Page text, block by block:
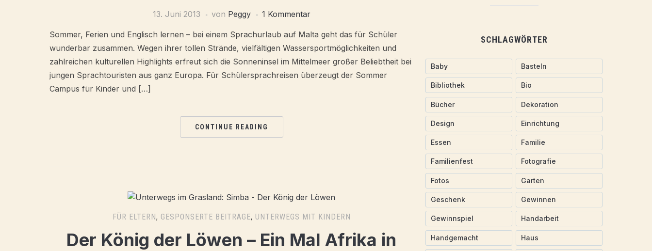
13. Juni 2013 von Peggy 1 Kommentar
Sommer, Ferien und Englisch lernen – bei einem Sprachurlaub auf Malta geht das für Schüler
wunderbar zusammen. Wegen ihrer tollen Strände, vielfältigen Wassersportmöglichkeiten und
zahlreichen kulturellen Highlights erfreut sich die Sonneninsel im Mittelmeer großer Beliebtheit bei
jungen Sprachtouristen aus ganz Europa. Für Schülersprachreisen überzeugt der Sommer
Campus für Kinder und […]
CONTINUE READING
FÜR ELTERN, GESPONSERTE BEITRÄGE, UNTERWEGS MIT KINDERN
Der König der Löwen – Ein Mal Afrika in
SCHLAGWÖRTER
Baby Basteln
Bibliothek Bio
Bücher Dekoration
Design Einrichtung
Essen Familie
Familienfest Fotografie
Fotos Garten
Geschenk Gewinnen
Gewinnspiel Handarbeit
Handgemacht Haus